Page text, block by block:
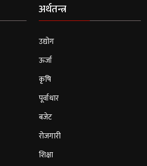
अर्थतन्त्र
उद्योग
ऊर्जा
कृषि
पूर्वाधार
बजेट
रोजगारी
शिक्षा